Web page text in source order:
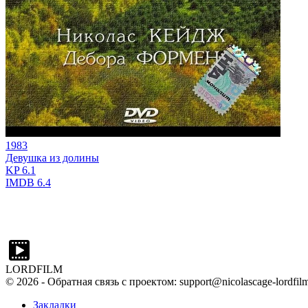
1983
Девушка из долины
KP6.1
IMDB 6.4
LORDFILM
© 2026 - Обратная связь с проектом: support@nicolascage-
Закладки